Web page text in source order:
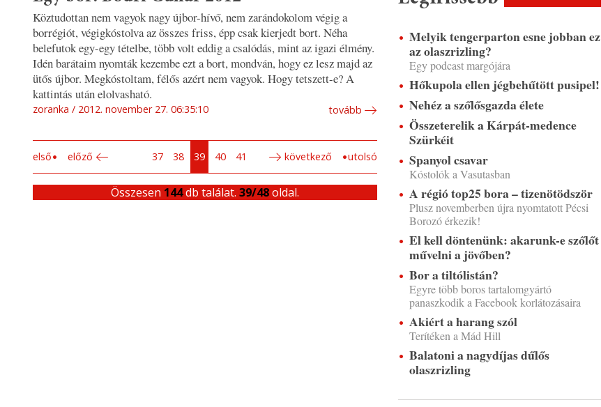
Köztudottan nem vagyok nagy újbor-hívő, nem zarándokolom végig a
borrégiót, végigkóstolva az összes friss, épp csak kierjedt bort. Néha
belefutok egy-egy tételbe, több volt eddig a csalódás, mint az igazi élmény.
Idén barátaim nyomták kezembe ezt a bort, mondván, hogy ez lesz majd az
ütős újbor. Megkóstoltam, félős azért nem vagyok. Hogy tetszett-e? A
kattintás után elolvasható.
zoranka 2012. november 27. 06:35:10 tovább
első előző 37 38 39 40 41 következő utolsó
Összesen 144db találat. 39/48oldal.
Melyik tengerparton esne jobban ez
az olaszrizling?
Egy podcast margójára
Hőkupola ellen jégbehűtött pusipel!
Nehéz a szőlősgazda élete
Összeterelik a Kárpát-medence
Szürkéit
Spanyol csavar
Kóstolók a Vasutasban
A régió top25 bora – tizenötödször
Plusz novemberben újra nyomtatott Pécsi
Borozó érkezik!
El kell döntenünk: akarunk-e szőlőt
művelni a jövőben?
Bor a tiltólistán?
Egyre több boros tartalomgyártó
panaszkodik a Facebook korlátozásaira
Akiért a harang szól
Terítéken a Mád Hill
Balatoni a nagydíjas dűlős
olaszrizling